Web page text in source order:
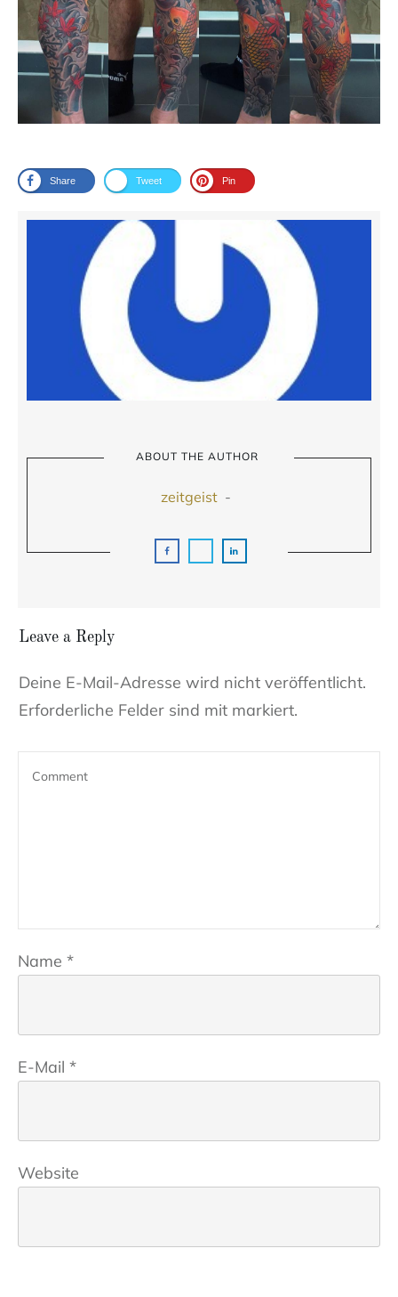
Share Tweet Pin
ABOUT THE AUTHOR
zeitgeist-
Leave a Reply
Deine E-Mail-Adresse wird nicht veröffentlicht.
Erforderliche Felder sind mit markiert.
Name *
E-Mail *
Website